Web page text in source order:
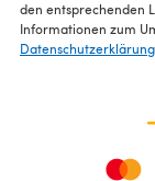
den entsprechenden
Informationen zum
Datenschutzerklärung